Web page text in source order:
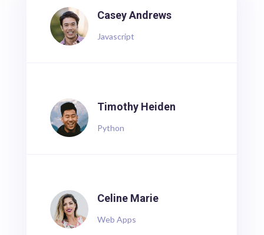
Casey Andrews
Javascript
Timothy Heiden
Python
Celine Marie
Web Apps